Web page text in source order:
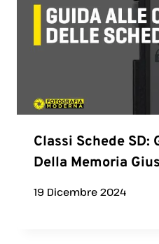
Classi Schede SD:
Della Memoria
19 Dicembre 2024